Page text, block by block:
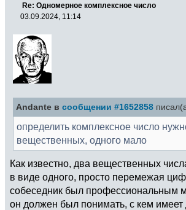
Re: Одномерное комплексное число
03.09.2024, 11:14
Andante в сообщении #1652858
определить комплексное число
вещественных, одного мало
Как известно, два вещественных
в виде одного, просто перемежая
собеседник был профессиональным
он должен был понимать, с кем имеет